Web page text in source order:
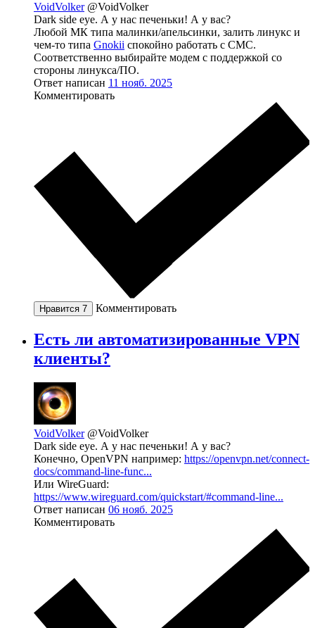
VoidVolker @VoidVolker
Dark side eye. А у нас печеньки! А у вас?
Любой МК типа малинки/апельсинки, залить линукс и
чем-то типа Gnokii спокойно работать с СМС.
Соответственно выбирайте модем с поддержкой со
стороны линукса/ПО.
Ответ написан 11 нояб. 2025
Комментировать
Нравится 7 Комментировать
Есть ли автоматизированные VPN
клиенты?
VoidVolker @VoidVolker
Dark side eye. А у нас печеньки! А у вас?
Конечно, OpenVPN например: https://openvpn.net/connect-
docs/command-line-func...
Или WireGuard:
https://www.wireguard.com/quickstart/#command-line...
Ответ написан 06 нояб. 2025
Комментировать